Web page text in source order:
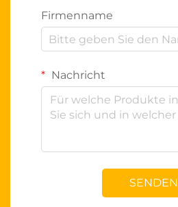
Firmenname
Nachricht
SENDEN